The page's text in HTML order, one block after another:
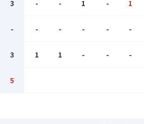
3 - - 1 - 1
- - - - - -
3 1 1 - - -
5